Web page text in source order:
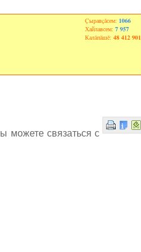
Çыравçăсем: 1066
Хайлавсем: 7 957
Калăпăшĕ: 48 412 901
можете связаться с